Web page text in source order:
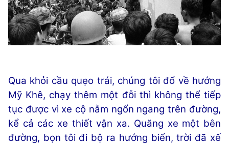
Qua khỏi cầu quẹo trái, chúng tôi đổ về hướng
Mỹ Khê, chạy thêm một đỗi thì không thể tiếp
tục được vì xe cộ nằm ngổn ngang trên đường,
kể cả các xe thiết vận xa. Quăng xe một bên
đường, bọn tôi đi bộ ra hướng biển, trời đã xế